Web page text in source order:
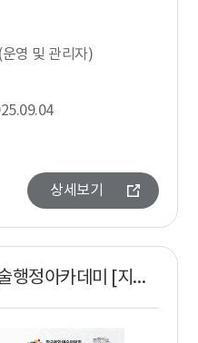
영 및 관리자)
상세보기
2025 아르코예술행정아카데미 [지역문화행정가 워크숍 : 도시상상]